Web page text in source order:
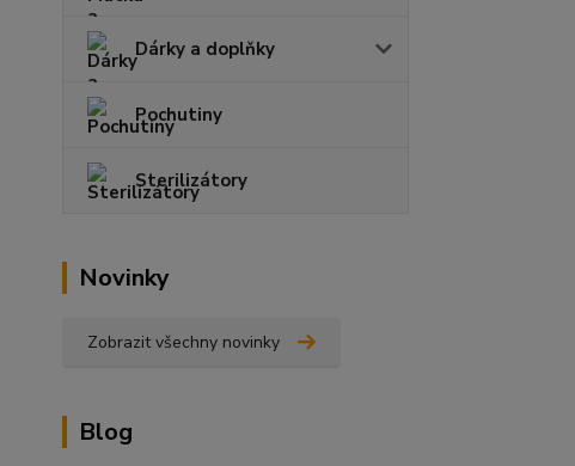
Dárky a doplňky
Pochutiny
Sterilizátory
Novinky
Zobrazit všechny novinky
Blog